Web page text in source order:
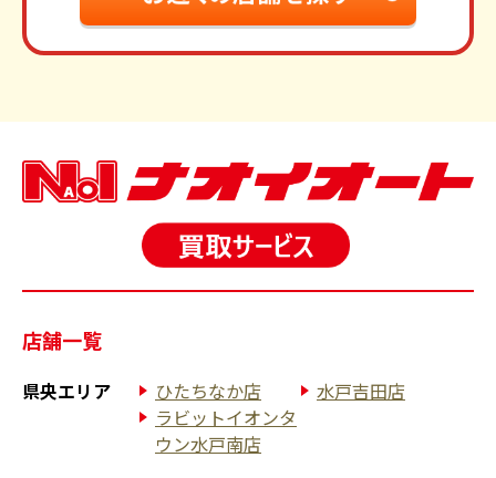
店舗一覧
県央エリア ひたちなか店
水戸吉田店
ラビットイオンタ
ウン水戸南店